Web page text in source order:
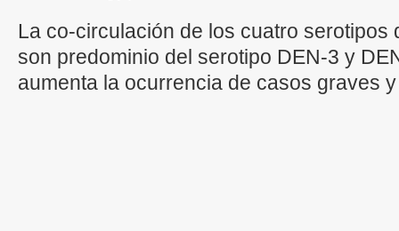
La co-circulación de los cuatro serotipos
son predominio del serotipo DEN-3 y
aumenta la ocurrencia de casos graves